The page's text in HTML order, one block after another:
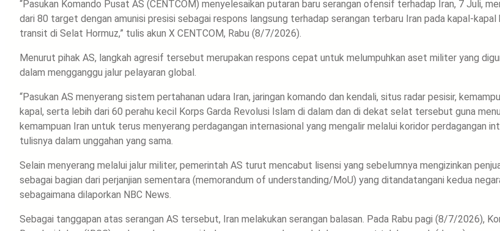
“Pasukan Komando Pusat AS (CENTCOM) menyelesaikan putaran baru serangan ofensif terhadap Iran, 7 Juli,
dari 80 target dengan amunisi presisi sebagai respons langsung terhadap serangan terbaru Iran pada kapal-kapal
transit di Selat Hormuz,” tulis akun X CENTCOM, Rabu (8/7/2026).
Menurut pihak AS, langkah agresif tersebut merupakan respons cepat untuk melumpuhkan aset militer yang
dalam mengganggu jalur pelayaran global.
“Pasukan AS menyerang sistem pertahanan udara Iran, jaringan komando dan kendali, situs radar pesisir,
kapal, serta lebih dari 60 perahu kecil Korps Garda Revolusi Islam di dalam dan di dekat selat tersebut guna
kemampuan Iran untuk terus menyerang perdagangan internasional yang mengalir melalui koridor perdagangan
tulisnya dalam unggahan yang sama.
Selain menyerang melalui jalur militer, pemerintah AS turut mencabut lisensi yang sebelumnya mengizinkan
sebagai bagian dari perjanjian sementara (memorandum of understanding/MoU) yang ditandatangani kedua
sebagaimana dilaporkan NBC News.
Sebagai tanggapan atas serangan AS tersebut, Iran melakukan serangan balasan. Pada Rabu pagi (8/7/2026),